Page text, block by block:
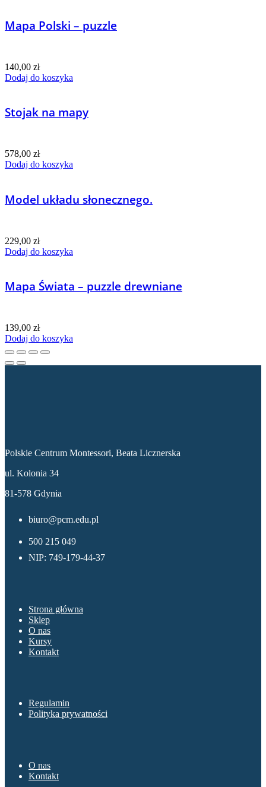
Mapa Polski – puzzle
140,00 zł
Dodaj do koszyka
Stojak na mapy
578,00 zł
Dodaj do koszyka
Model układu słonecznego.
229,00 zł
Dodaj do koszyka
Mapa Świata – puzzle drewniane
139,00 zł
Dodaj do koszyka
Polskie Centrum Montessori, Beata Licznerska
ul. Kolonia 34
81-578 Gdynia
biuro@pcm.edu.pl
500 215 049
NIP: 749-179-44-37
Strona główna
Sklep
O nas
Kursy
Kontakt
Regulamin
Polityka prywatności
O nas
Kontakt